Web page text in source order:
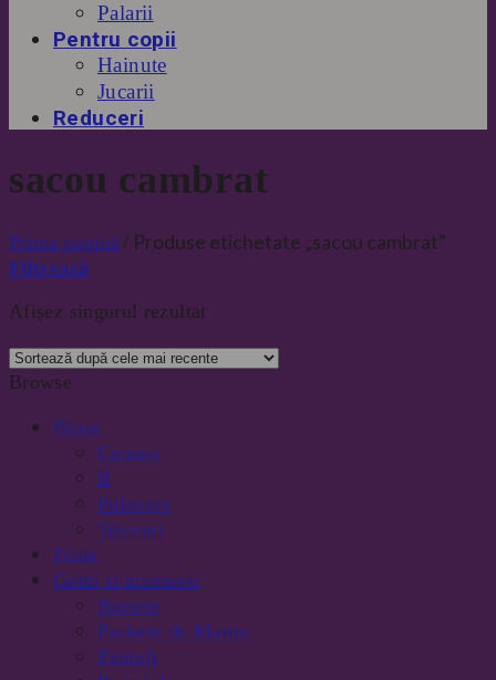
Palarii
Pentru copii
Hainute
Jucarii
Reduceri
sacou cambrat
Prima pagină/ Produse etichetate „sacou cambrat”
Filtrează
Afișez singurul rezultat
Browse
Bluze
Camasi
II
Pulovere
Tricouri
Fuste
Genti si accesorii
Borsete
Pachete de Martie
Pantofi